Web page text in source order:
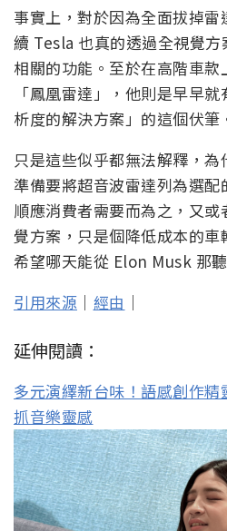
事實上，對於因為全面拔掉
續 Tesla 也真的透過全視覺
相關的功能。至於在高階車
「鳳凰雷達」，他則是早早
析度的解決方案」的這個伏筆
只是這些似乎都無法解釋，
準備要將超音波雷達列為選
順應消費者需要而為之，又
覺方案，只是個降低成本的
希望哪天能從 Elon Musk 那
引用來源 ｜ 經由 ｜
延伸閱讀：
多元演繹新台味！語感創作
抓音樂靈感